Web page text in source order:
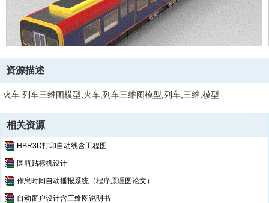
资源描述
火车 列车三维图模型,火车,列车三维图模型,列车,三维,模型
相关资源
HBR3D打印自动线含工程图
圆瓶贴标机设计
作息时间自动播报系统（程序原理图论文）
自动窗户设计含三维图说明书